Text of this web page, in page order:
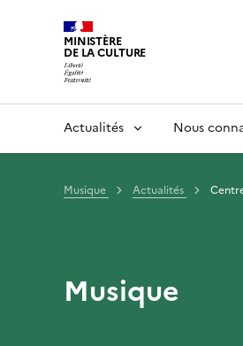
MINISTÈRE
DE LA CULTURE
Actualités Nous
Musique Actualités
Musique